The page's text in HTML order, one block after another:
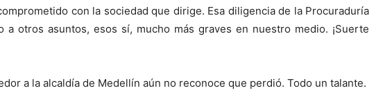
con la sociedad que dirige. Esa diligencia de la Procuraduría
a otros asuntos, esos sí, mucho más graves en nuestro medio. ¡Suerte
a la alcaldía de Medellín aún no reconoce que perdió. Todo un talante.